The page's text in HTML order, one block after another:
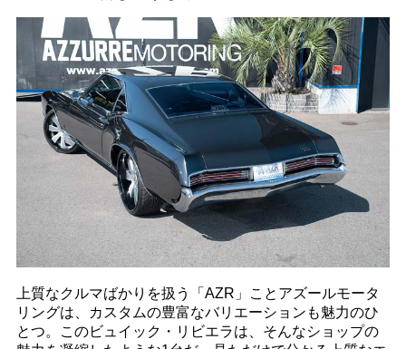
上質なクルマばかりを扱う「AZR」ことアズールモータ
リングは、カスタムの豊富なバリエーションも魅力のひ
とつ。このビュイック・リビエラは、そんなショップの